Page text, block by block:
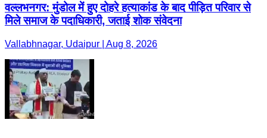
वल्लभनगर: मुंडोल में हुए दोहरे हत्याकांड के बाद पीड़ित परिवार से
मिले समाज के पदाधिकारी, जताई शोक संवेदना
Vallabhnagar, Udaipur | Aug 8, 2026